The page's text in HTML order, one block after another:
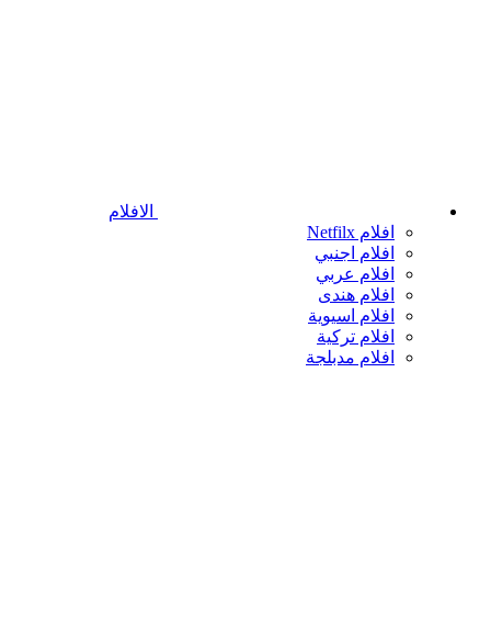
الافلام
افلام Netfilx
افلام اجنبي
افلام عربي
افلام هندى
افلام اسيوية
افلام تركية
افلام مدبلجة